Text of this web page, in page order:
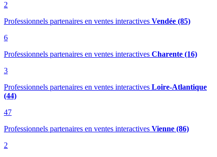
2
Professionnels partenaires en ventes interactives Vendée (85)
6
Professionnels partenaires en ventes interactives Charente (16)
3
Professionnels partenaires en ventes interactives Loire-Atlantique
(44)
47
Professionnels partenaires en ventes interactives Vienne (86)
2